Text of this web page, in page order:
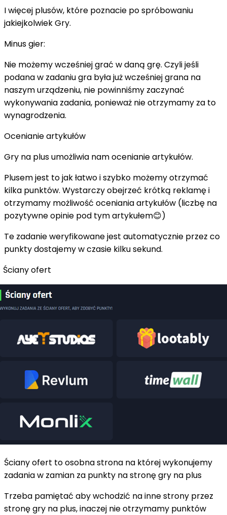
I więcej plusów, które poznacie po spróbowaniu
jakiejkolwiek Gry.
Minus gier:
Nie możemy wcześniej grać w daną grę. Czyli jeśli
podana w zadaniu gra była już wcześniej grana na
naszym urządzeniu, nie powinniśmy zaczynać
wykonywania zadania, ponieważ nie otrzymamy za to
wynagrodzenia.
Ocenianie artykułów
Gry na plus umożliwia nam ocenianie artykułów.
Plusem jest to jak łatwo i szybko możemy otrzymać
kilka punktów. Wystarczy obejrzeć krótką reklamę i
otrzymamy możliwość oceniania artykułów (liczbę na
pozytywne opinie pod tym artykułem😊)
Te zadanie weryfikowane jest automatycznie przez co
punkty dostajemy w czasie kilku sekund.
Ściany ofert
Ściany ofert to osobna strona na której wykonujemy
zadania w zamian za punkty na stronę gry na plus
Trzeba pamiętać aby wchodzić na inne strony przez
stronę gry na plus, inaczej nie otrzymamy punktów